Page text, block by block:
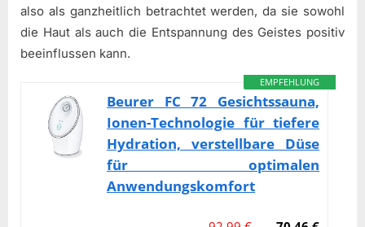
also als ganzheitlich betrachtet werden, da sie sowohl
die Haut als auch die Entspannung des Geistes positiv
beeinflussen kann.
EMPFEHLUNG
Beurer FC 72 Gesichtssauna,
Ionen-Technologie für tiefere
Hydration, verstellbare Düse
für optimalen
Anwendungskomfort